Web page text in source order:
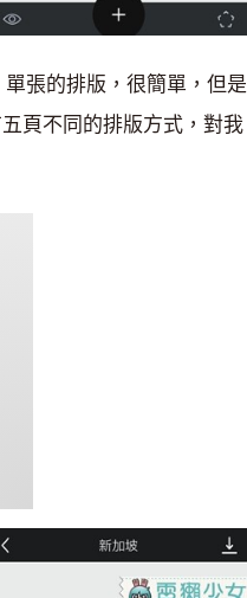
張的排版，很簡單，但是
頁不同的排版方式，對我